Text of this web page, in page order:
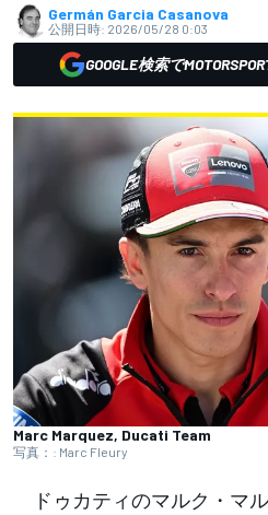
Germán Garcia Casanova
公開日時: 2026/05/28 0:03
GOOGLE検索で
Marc Marquez, Ducati Team
写真：: Marc Fleury
ドゥカティのマルク・マ